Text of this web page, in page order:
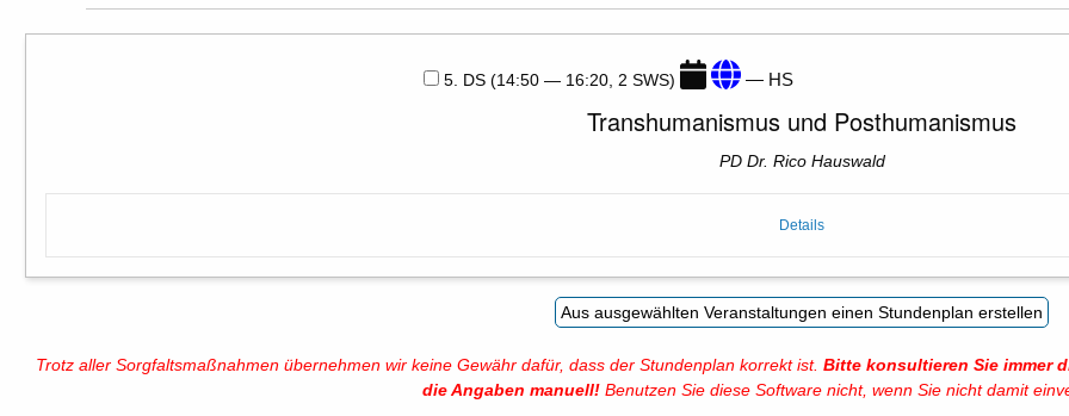
5. DS (14:50 — 16:20, 2 SWS) — HS
Transhumanismus und Posthumanismus
PD Dr. Rico Hauswald
Details
Trotz aller Sorgfaltsmaßnahmen übernehmen wir keine Gewähr dafür, dass der Stundenplan korrekt ist. Bitte konsultieren Sie immer
die Angaben manuell! Benutzen Sie diese Software nicht, wenn Sie nicht damit